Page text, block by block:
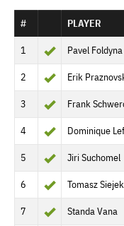
# PLAYER
1 Pavel Foldyna
2 Erik
3 Frank
4 Dominique
5 Jiri Suchomel
6 Tomasz Siejek
7 Standa Vana